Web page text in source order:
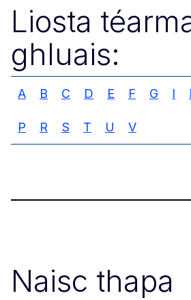
Liosta
ghluais:
A B C D E F G I
P R S T U V
Naisc thapa